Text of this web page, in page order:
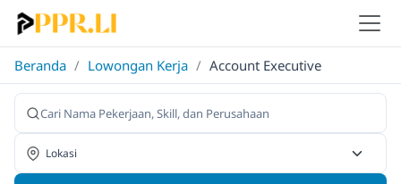
Beranda / Lowongan Kerja / Account Executive